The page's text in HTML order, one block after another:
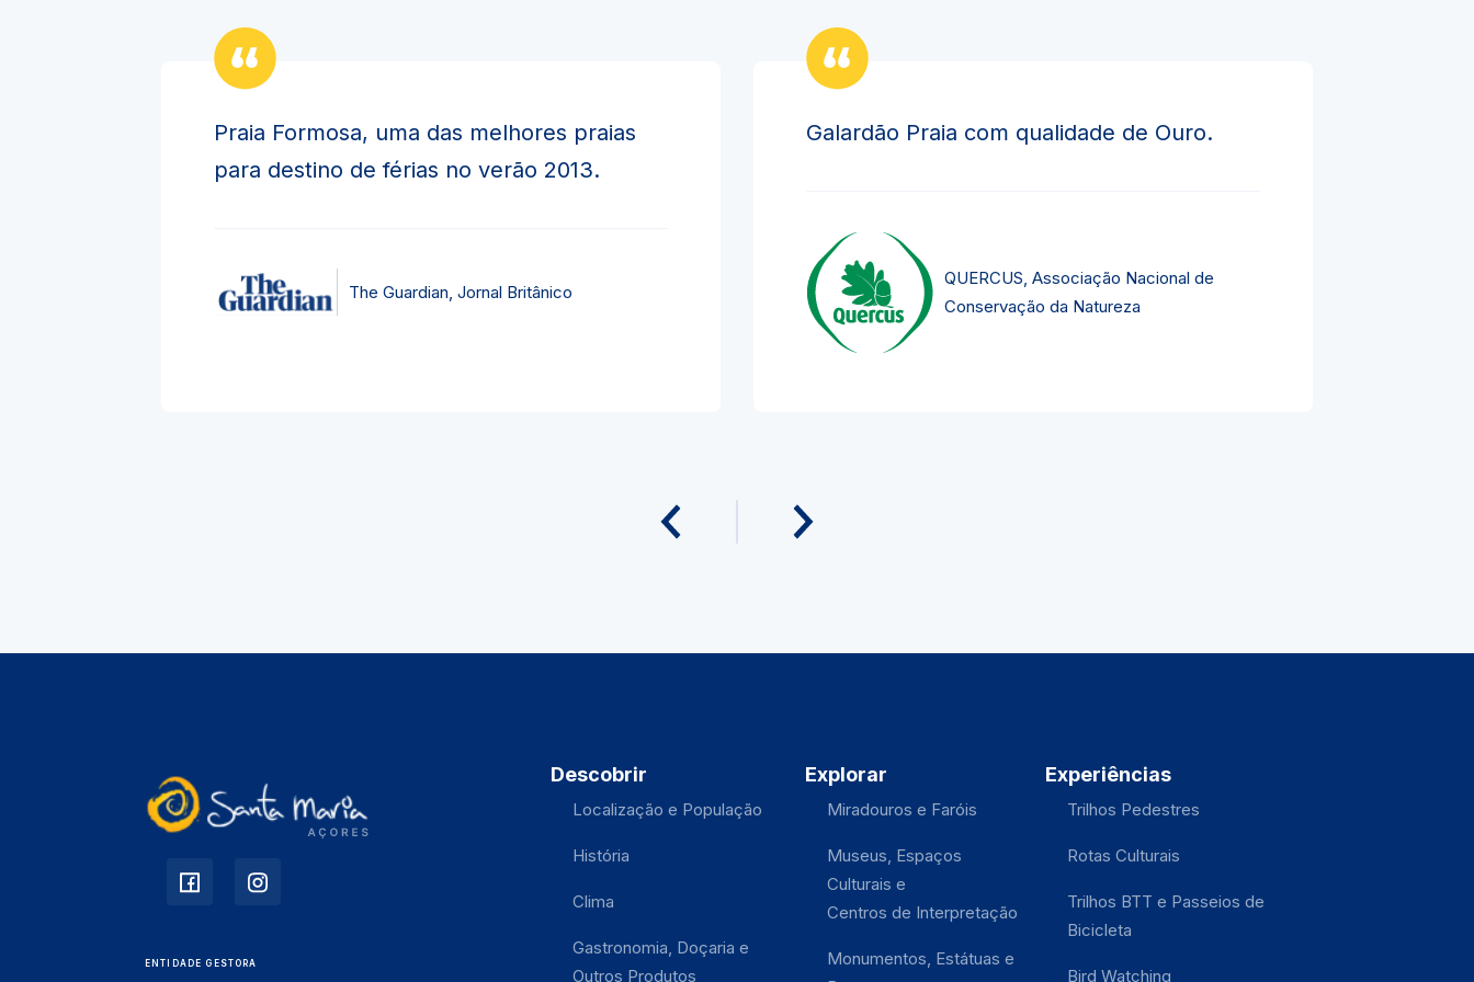
Praia Formosa, uma das melhores praias
para destino de férias no verão 2013.
The Guardian, Jornal Britânico
Galardão Praia com qualidade de Ouro.
QUERCUS, Associação Nacional de
Conservação da Natureza
ENTIDADE GESTORA
Descobrir
Localização e População
História
Clima
Gastronomia, Doçaria e
Outros Produtos
Explorar
Miradouros e Faróis
Museus, Espaços
Culturais e
Centros de Interpretação
Monumentos, Estátuas e
Experiências
Trilhos Pedestres
Rotas Culturais
Trilhos BTT e Passeios de
Bicicleta
Bird Watching